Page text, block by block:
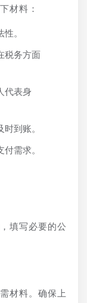
材料：
。
税务方面
代表身
时到账。
付需求。
填写必要的公
材料。确保上